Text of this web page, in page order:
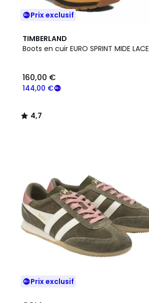
Prix exclusif
TIMBERLAND
Boots en cuir EURO SPRINT MIDE LACE
144,00 €
160,00 €
4,7
/ 5
4,7
/
Prix exclusif